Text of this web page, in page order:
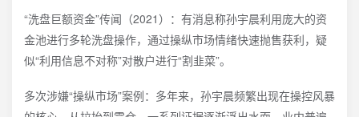
“洗盘巨额资金”传闻（2021）：有消息称孙宇晨利用庞大的资
金池进行多轮洗盘操作，通过操纵市场情绪快速抛售获利，疑
似“利用信息不对称”对散户进行“割韭菜”。
多次涉嫌“操纵市场”案例：多年来，孙宇晨频繁出现在操控风暴